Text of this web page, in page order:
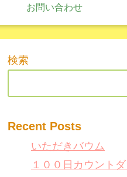
お問い合わせ
検索
Recent Posts
いただきバウム
１００日カウント